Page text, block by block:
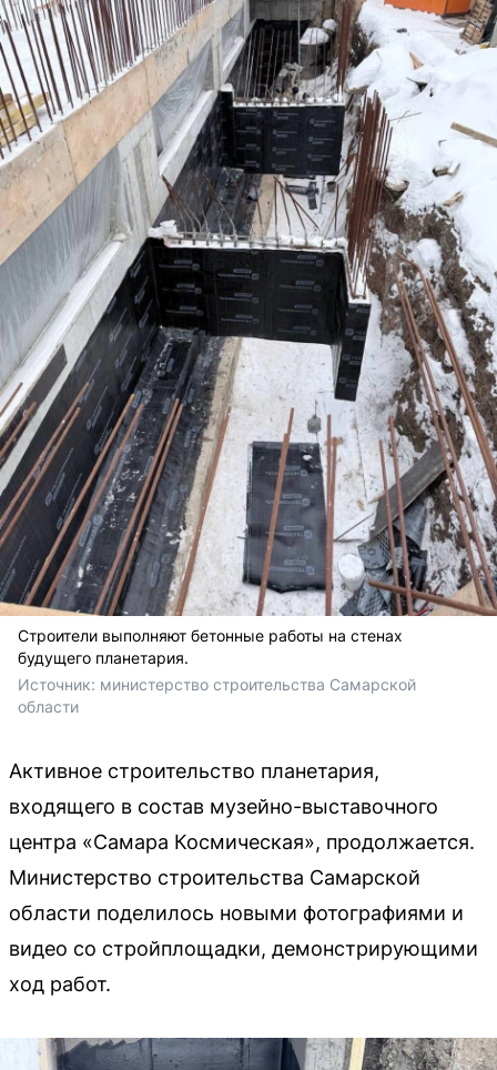
Строители выполняют бетонные работы на стенах
будущего планетария.
Источник: министерство строительства Самарской
области
Активное строительство планетария,
входящего в состав музейно-выставочного
центра «Самара Космическая», продолжается.
Министерство строительства Самарской
области поделилось новыми фотографиями и
видео со стройплощадки, демонстрирующими
ход работ.